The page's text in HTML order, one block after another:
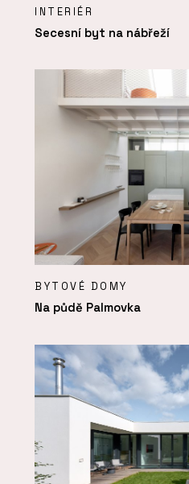
INTERIÉR
Secesní byt na nábřeží
BYTOVÉ DOMY
Na půdě Palmovka